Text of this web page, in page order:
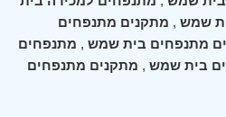
שמש , מתקנים מתנפחים
מתנפחים בית שמש , מתנפחים
בית שמש , מתקנים מתנפחים